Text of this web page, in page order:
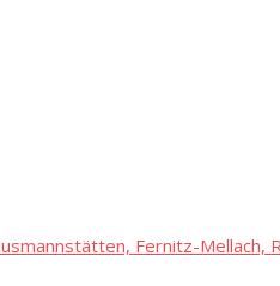
Fernitz-Mellach,